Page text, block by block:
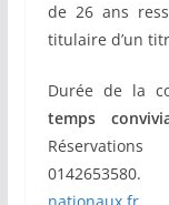
de 26 ans
titulaire d’un
Durée de la
temps